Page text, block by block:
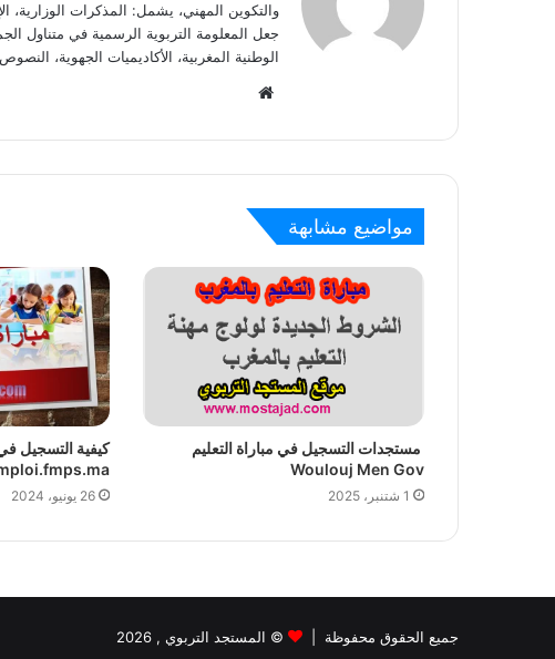
والتكوين المهني، يشمل: المذكرات الوزارية،
جعل المعلومة التربوية الرسمية في متناول
الوطنية المغربية، الأكاديميات الجهوية،
b
s
t
مواضيع مشابهة
مستجدات التسجيل في مباراة التعليم
Woulouj Men Gov
1 شتنبر، 2025
كيفية التسجيل في
26 يونيو، 2024
جميع الحقوق محفوظة | © المستجد التربوي , 2026